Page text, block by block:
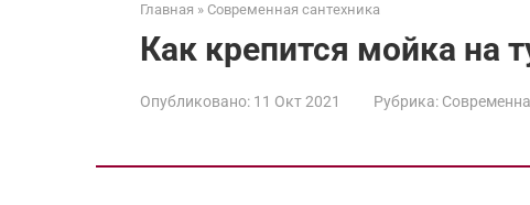
Главная » Современная сантехника
Как крепится мойка на
Опубликовано: 11 Окт 2021 Рубрика: